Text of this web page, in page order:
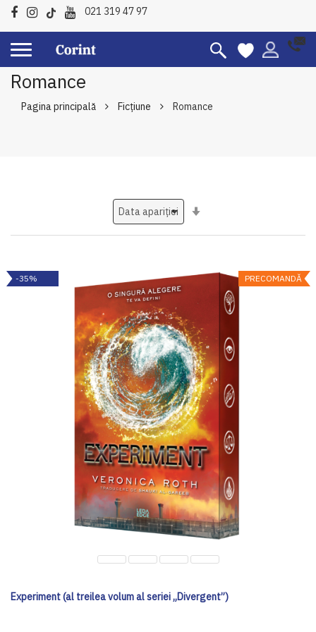
021 319 47 97
Romance
Pagina principală Ficțiune Romance
PRECOMANDĂ
-35%
Experiment (al treilea volum al seriei „Divergent”)